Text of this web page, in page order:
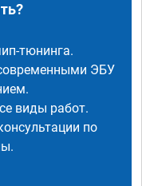
тюнинга.
ЭБУ
виды работ.
по